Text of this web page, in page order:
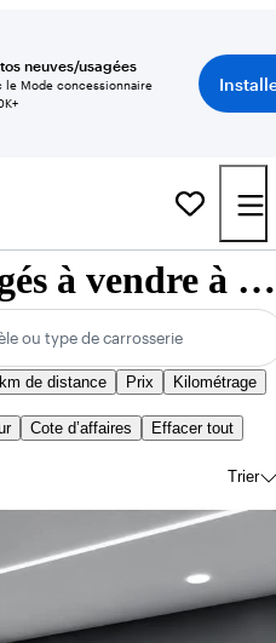
neuves/usagées
le Mode concessionnaire
Volvo XC90usagés à vendre à l’échelle nationale
ou type de carrosserie
de distance Prix Kilométrage
Cote d’affaires Effacer tout
Trier